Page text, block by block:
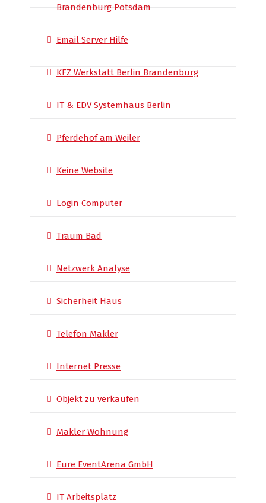
Brandenburg Potsdam
Email Server Hilfe
KFZ Werkstatt Berlin Brandenburg
IT & EDV Systemhaus Berlin
Pferdehof am Weiler
Keine Website
Login Computer
Traum Bad
Netzwerk Analyse
Sicherheit Haus
Telefon Makler
Internet Presse
Objekt zu verkaufen
Makler Wohnung
Eure EventArena GmbH
IT Arbeitsplatz